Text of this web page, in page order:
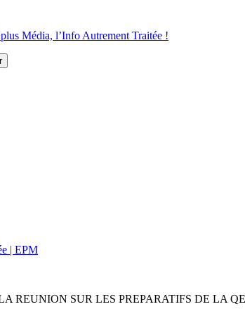
Média, l’Info Autrement Traitée !
REUNION SUR LES PREPARATIFS DE LA